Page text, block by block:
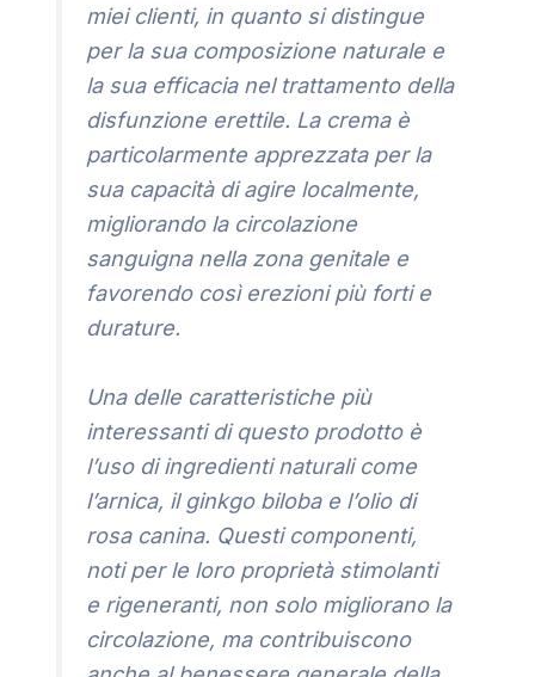
miei clienti, in quanto si distingue
per la sua composizione naturale e
la sua efficacia nel trattamento della
disfunzione erettile. La crema è
particolarmente apprezzata per la
sua capacità di agire localmente,
migliorando la circolazione
sanguigna nella zona genitale e
favorendo così erezioni più forti e
durature.
Una delle caratteristiche più
interessanti di questo prodotto è
l’uso di ingredienti naturali come
l’arnica, il ginkgo biloba e l’olio di
rosa canina. Questi componenti,
noti per le loro proprietà stimolanti
e rigeneranti, non solo migliorano la
circolazione, ma contribuiscono